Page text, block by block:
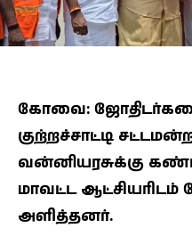
கோவை:
குற்றச்சாட்டி
வன்னியரசுக்கு
மாவட்ட ஆட்சியரிடம்
அளித்தனர்.